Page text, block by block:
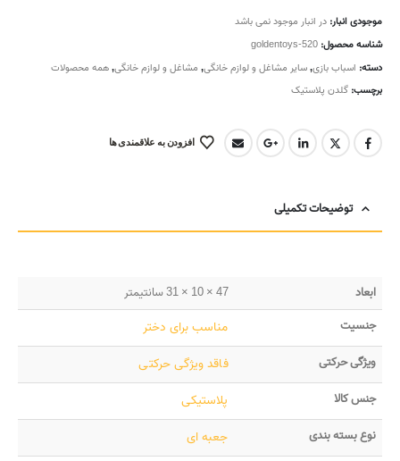
موجودی انبار: در انبار موجود نمی باشد
شناسه محصول: goldentoys-520
دسته: اسباب بازی,سایر مشاغل و لوازم خانگی, مشاغل و لوازم خانگی,همه محصولات
برچسب: گلدن پلاستیک
افزودن به علاقمندی ها
توضیحات تکمیلی
ابعاد
47 × 10 × 31 سانتیمتر
جنسیت
مناسب برای دختر
ویژگی حرکتی فاقد ویژگی حرکتی
جنس کالا پلاستیکی
نوع بسته بندی جعبه ای